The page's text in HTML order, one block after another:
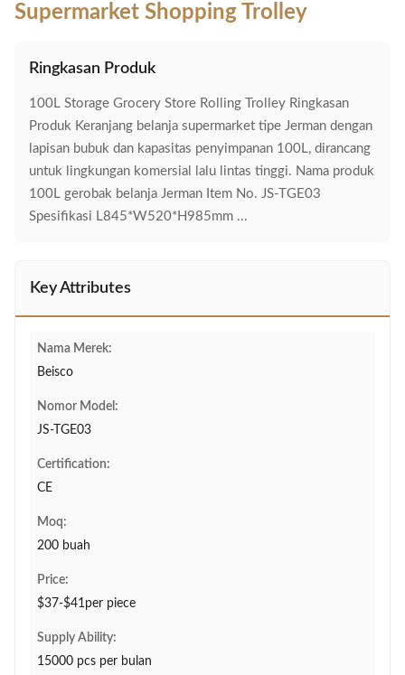
Supermarket Shopping Trolley
Ringkasan Produk
100L Storage Grocery Store Rolling Trolley Ringkasan
Produk Keranjang belanja supermarket tipe Jerman dengan
lapisan bubuk dan kapasitas penyimpanan 100L, dirancang
untuk lingkungan komersial lalu lintas tinggi. Nama produk
100L gerobak belanja Jerman Item No. JS-TGE03
Spesifikasi L845*W520*H985mm ...
Key Attributes
Nama Merek:
Beisco
Nomor Model:
JS-TGE03
Certification:
CE
Moq:
200 buah
Price:
$37-$41per piece
Supply Ability:
15000 pcs per bulan